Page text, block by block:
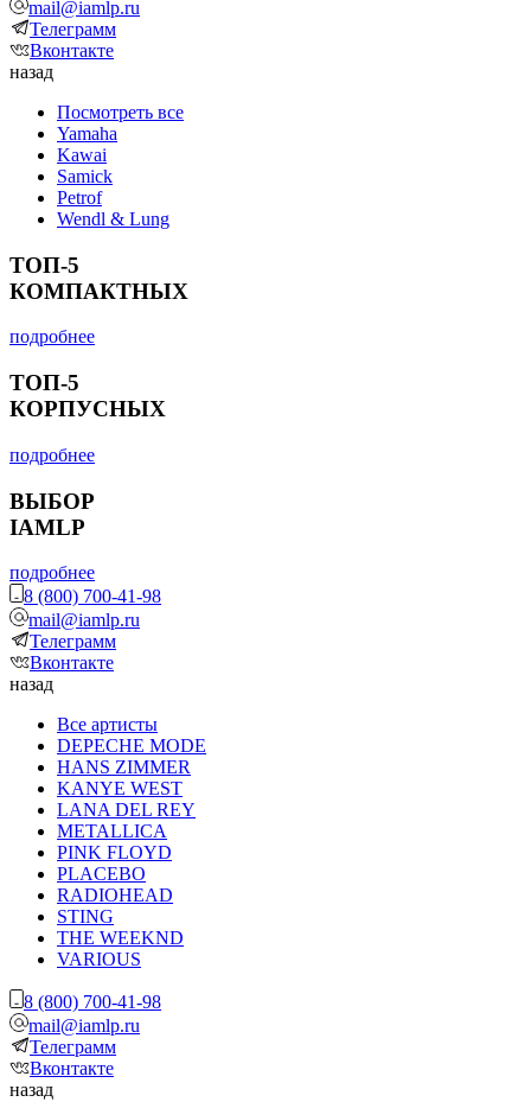
mail@iamlp.ru
Телеграмм
Вконтакте
назад
Посмотреть все
Yamaha
Kawai
Samick
Petrof
Wendl & Lung
ТОП-5
КОМПАКТНЫХ
подробнее
ТОП-5
КОРПУСНЫХ
подробнее
ВЫБОР
IAMLP
подробнее
8 (800) 700-41-98
mail@iamlp.ru
Телеграмм
Вконтакте
назад
Все артисты
DEPECHE MODE
HANS ZIMMER
KANYE WEST
LANA DEL REY
METALLICA
PINK FLOYD
PLACEBO
RADIOHEAD
STING
THE WEEKND
VARIOUS
8 (800) 700-41-98
mail@iamlp.ru
Телеграмм
Вконтакте
назад